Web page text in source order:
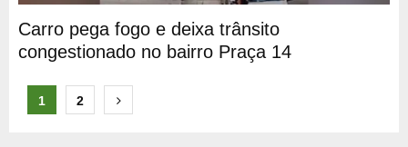
Carro pega fogo e deixa trânsito
congestionado no bairro Praça 14
Paginação
1 2